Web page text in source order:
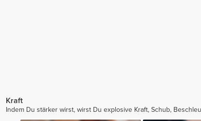
Kraft
Indem Du stärker wirst, wirst Du explosive Kraft, Schub,